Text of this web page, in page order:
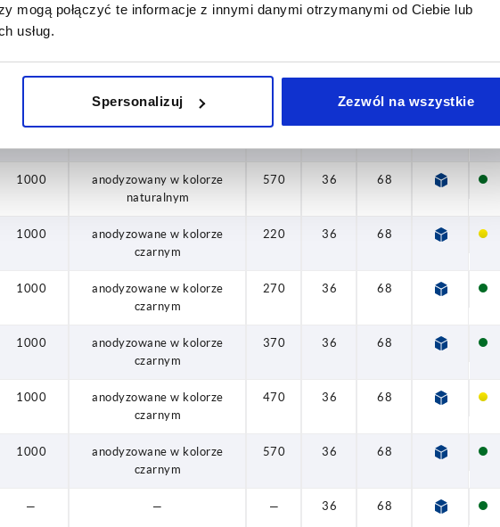
mogą połączyć te informacje z innymi danymi otrzymanymi od Ciebie lub
usług.
Spersonalizuj Zezwól na wszystkie
1000
anodyzowany w kolorze
270 36 68
1000
anodyzowany w kolorze
470 36 68
1000
anodyzowany w kolorze
naturalnym
570 36 68
1000
anodyzowane w kolorze
czarnym
220 36 68
1000
anodyzowane w kolorze
czarnym
270 36 68
1000
anodyzowane w kolorze
czarnym
370 36 68
1000
anodyzowane w kolorze
czarnym
470 36 68
1000
anodyzowane w kolorze
czarnym
570 36 68
— — — 36 68